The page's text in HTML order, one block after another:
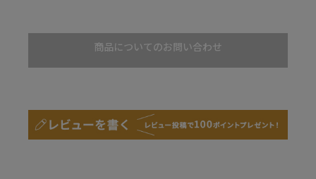
商品についてのお問い合わせ